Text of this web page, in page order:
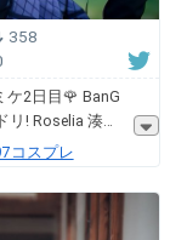
358
ケ2日目🌹 BanG
リ! Roselia 湊
コスプレ